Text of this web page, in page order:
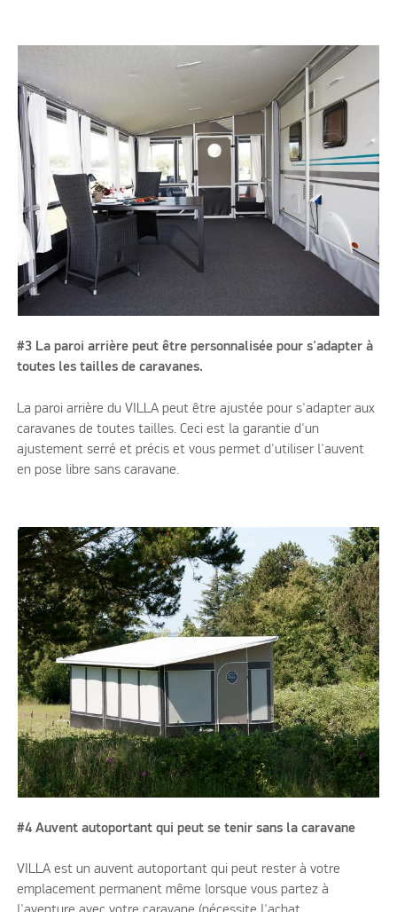
#3 La paroi arrière peut être personnalisée pour s'adapter à
toutes les tailles de caravanes.
La paroi arrière du VILLA peut être ajustée pour s'adapter aux
caravanes de toutes tailles. Ceci est la garantie d'un
ajustement serré et précis et vous permet d'utiliser l'auvent
en pose libre sans caravane.
#4 Auvent autoportant qui peut se tenir sans la caravane
VILLA est un auvent autoportant qui peut rester à votre
emplacement permanent même lorsque vous partez à